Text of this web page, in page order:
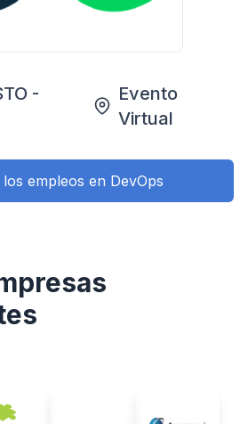
-
Evento
Virtual
empleos en DevOps